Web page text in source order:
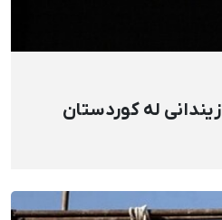
لە ماوەی ٨ ڕۆژدا ، ١٠ زیندانی لە کوردستان